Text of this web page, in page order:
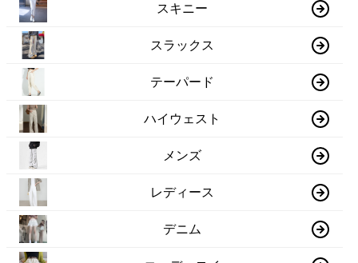
スキニー
スラックス
テーパード
ハイウェスト
メンズ
レディース
デニム